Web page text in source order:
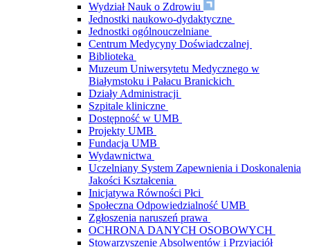
Wydział Nauk o Zdrowiu
Jednostki naukowo-dydaktyczne
Jednostki ogólnouczelniane
Centrum Medycyny Doświadczalnej
Biblioteka
Muzeum Uniwersytetu Medycznego w
Białymstoku i Pałacu Branickich
Działy Administracji
Szpitale kliniczne
Dostępność w UMB
Projekty UMB
Fundacja UMB
Wydawnictwa
Uczelniany System Zapewnienia i Doskonalenia
Jakości Kształcenia
Inicjatywa Równości Płci
Społeczna Odpowiedzialność UMB
Zgłoszenia naruszeń prawa
OCHRONA DANYCH OSOBOWYCH
Stowarzyszenie Absolwentów i Przyjaciół